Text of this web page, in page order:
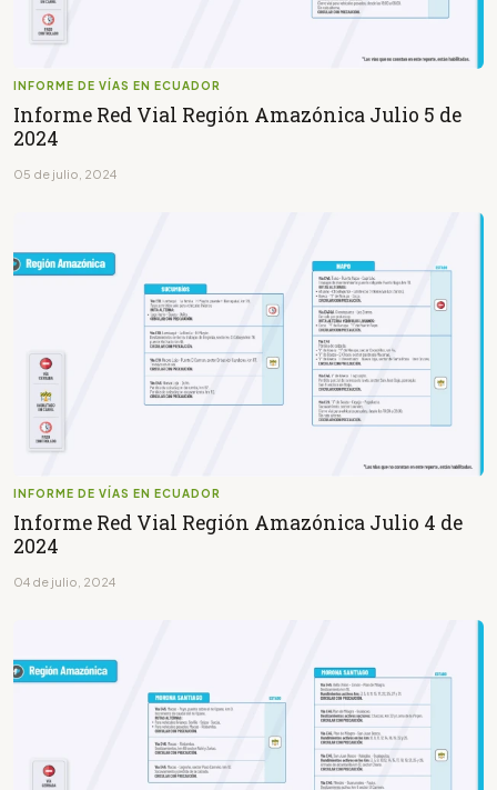
INFORME DE VÍAS EN ECUADOR
Informe Red Vial Región Amazónica Julio 5 de
2024
05 de julio, 2024
INFORME DE VÍAS EN ECUADOR
Informe Red Vial Región Amazónica Julio 4 de
2024
04 de julio, 2024